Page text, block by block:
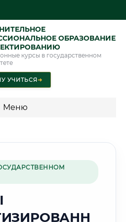
ОБРАЗОВАНИЕ
курсы в государственном
УЧИТЬСЯ➜
Меню
АКТЮБИНСК